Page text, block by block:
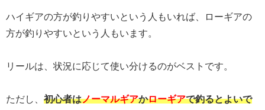
ハイギアの方が釣りやすいという人もいれば、ローギアの
方が釣りやすいという人もいます。
リールは、状況に応じて使い分けるのがベストです。
ただし、 初心者はノーマルギアかローギアで釣るとよいで